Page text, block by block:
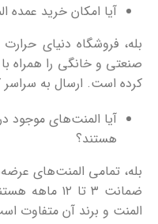
آیا امکان خرید عمده
بله، فروشگاه دنیای
صنعتی و خانگی را همراه
کرده است. ارسال به
آیا المنت‌های موجود
هستند؟
بله، تمامی المنت‌های
ضمانت ۳ تا
المنت و برند آن متفاوت